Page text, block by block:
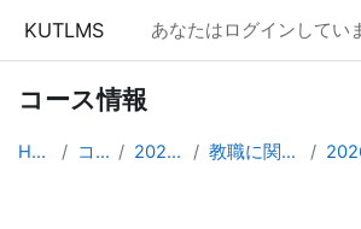
KUTLMS あなたはログインしてい
コース情報
Home コース 2026年度 教職に関する科目